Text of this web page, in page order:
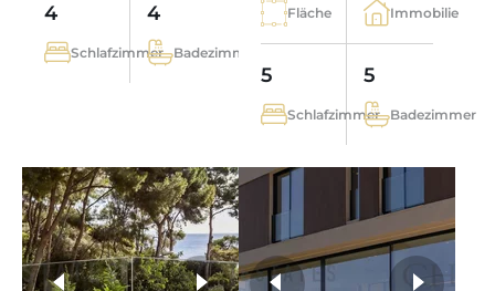
4
Schlafzimmer
4
Badezimmer
Fläche Immobilie
5
Schlafzimmer
5
Badezimmer
weitere Fotos